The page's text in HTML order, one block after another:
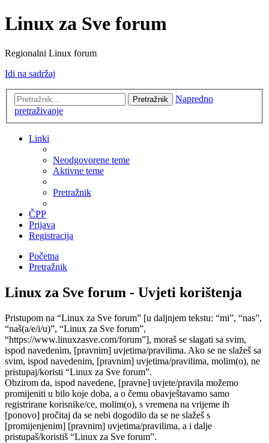
Linux za Sve forum
Regionalni Linux forum
Idi na sadržaj
Pretražnik
Napredno
pretraživanje
Linki
Neodgovorene teme
Aktivne teme
Pretražnik
ČPP
Prijava
Registracija
Početna
Pretražnik
Linux za Sve forum - Uvjeti korištenja
Pristupom na “Linux za Sve forum” [u daljnjem tekstu: “mi”, “nas”,
“naš(a/e/i/u)”, “Linux za Sve forum”,
“https://www.linuxzasve.com/forum”], moraš se slagati sa svim,
ispod navedenim, [pravnim] uvjetima/pravilima. Ako se ne slažeš sa
svim, ispod navedenim, [pravnim] uvjetima/pravilima, molim(o), ne
pristupaj/koristi “Linux za Sve forum”.
Obzirom da, ispod navedene, [pravne] uvjete/pravila možemo
promijeniti u bilo koje doba, a o čemu obavještavamo samo
registrirane korisnike/ce, molim(o), s vremena na vrijeme ih
[ponovo] pročitaj da se nebi dogodilo da se ne slažeš s
[promijenjenim] [pravnim] uvjetima/pravilima, a i dalje
pristupaš/koristiš “Linux za Sve forum”.